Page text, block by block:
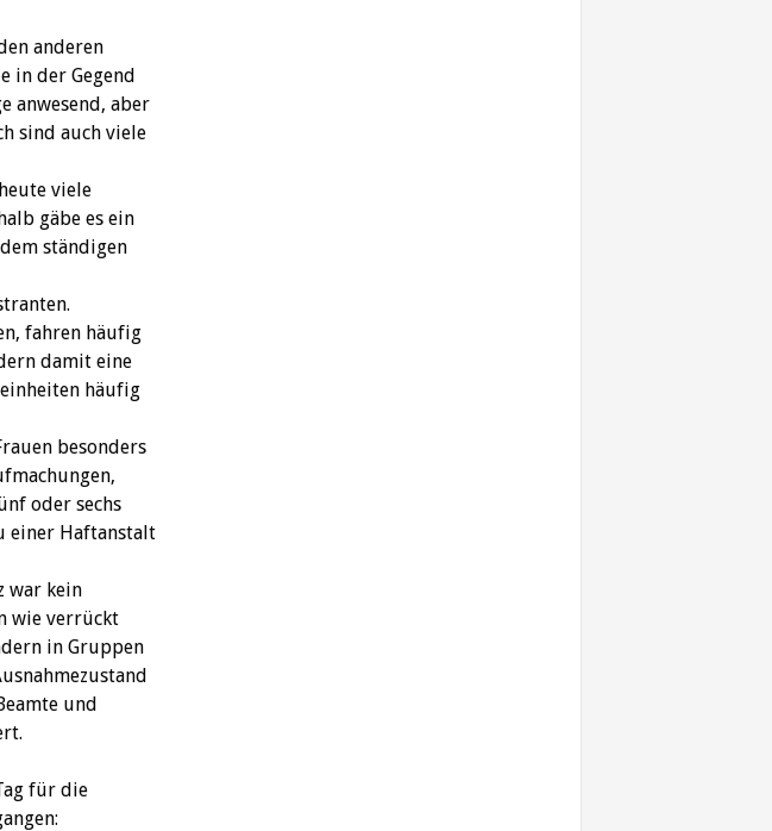
anderen
in der Gegend
anwesend, aber
sind auch viele
viele
gäbe es ein
ständigen
fahren häufig
damit eine
häufig
besonders
oder sechs
einer Haftanstalt
war kein
wie verrückt
in Gruppen
und
für die